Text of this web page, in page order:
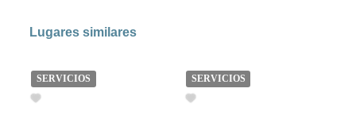
Lugares similares
SERVICIOS SERVICIOS